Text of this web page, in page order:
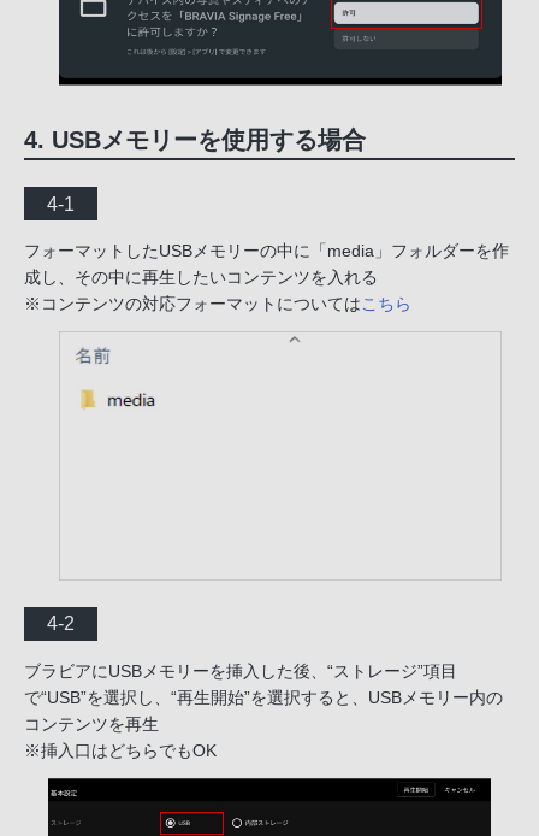
4. USBメモリーを使用する場合
4-1
フォーマットしたUSBメモリーの中に「media」フォルダーを作
成し、その中に再生したいコンテンツを入れる
※コンテンツの対応フォーマットについてはこちら
4-2
ブラビアにUSBメモリーを挿入した後、“ストレージ”項目
で“USB”を選択し、“再生開始”を選択すると、USBメモリー内の
コンテンツを再生
※挿入口はどちらでもOK